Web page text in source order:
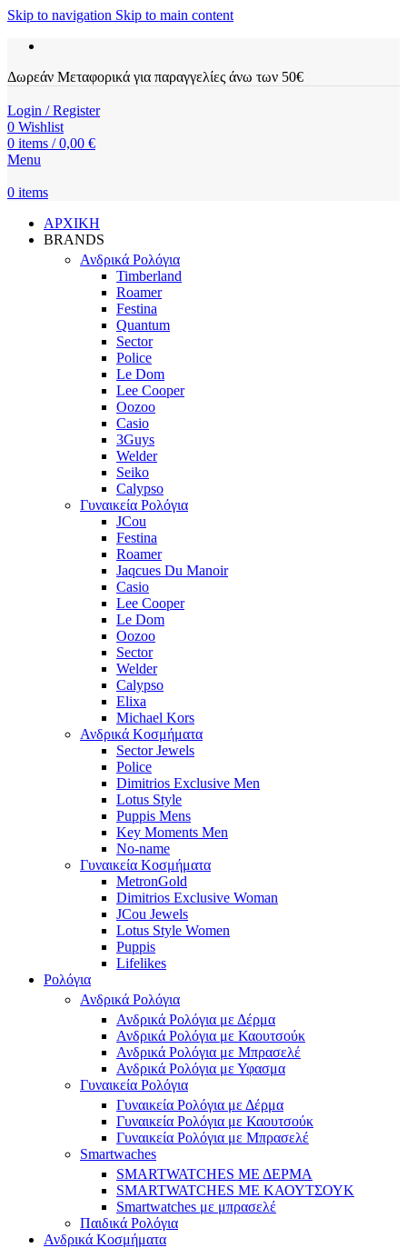
Skip to navigation Skip to main content
Δωρεάν Μεταφορικά για παραγγελίες άνω των 50€
Login / Register
0 Wishlist
0 items / 0,00 €
Menu
0 items
ΑΡΧΙΚΗ
BRANDS
Ανδρικά Ρολόγια
Timberland
Roamer
Festina
Quantum
Sector
Police
Le Dom
Lee Cooper
Oozoo
Casio
3Guys
Welder
Seiko
Calypso
Γυναικεία Ρολόγια
JCou
Festina
Roamer
Jaqcues Du Manoir
Casio
Lee Cooper
Le Dom
Oozoo
Sector
Welder
Calypso
Elixa
Michael Kors
Ανδρικά Κοσμήματα
Sector Jewels
Police
Dimitrios Exclusive Men
Lotus Style
Puppis Mens
Key Moments Men
No-name
Γυναικεία Κοσμήματα
MetronGold
Dimitrios Exclusive Woman
JCou Jewels
Lotus Style Women
Puppis
Lifelikes
Ρολόγια
Ανδρικά Ρολόγια
Ανδρικά Ρολόγια με Δέρμα
Ανδρικά Ρολόγια με Καουτσούκ
Ανδρικά Ρολόγια με Μπρασελέ
Ανδρικά Ρολόγια με Υφασμα
Γυναικεία Ρολόγια
Γυναικεία Ρολόγια με Δέρμα
Γυναικεία Ρολόγια με Καουτσούκ
Γυναικεία Ρολόγια με Μπρασελέ
Smartwaches
SMARTWATCHES ΜΕ ΔΕΡΜΑ
SMARTWATCHES ΜΕ ΚΑΟΥΤΣΟΥΚ
Smartwatches με μπρασελέ
Παιδικά Ρολόγια
Ανδρικά Κοσμήματα